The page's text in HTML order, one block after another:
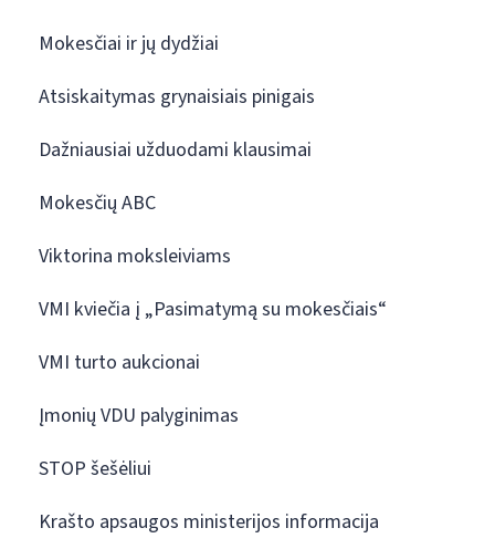
Mokesčiai ir jų dydžiai
Atsiskaitymas grynaisiais pinigais
Dažniausiai užduodami klausimai
Mokesčių ABC
Viktorina moksleiviams
VMI kviečia į „Pasimatymą su mokesčiais“
VMI turto aukcionai
Įmonių VDU palyginimas
STOP šešėliui
Krašto apsaugos ministerijos informacija